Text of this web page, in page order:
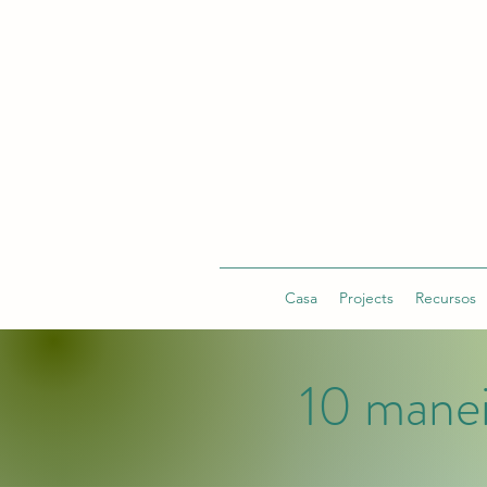
Casa Projects Recursos
10